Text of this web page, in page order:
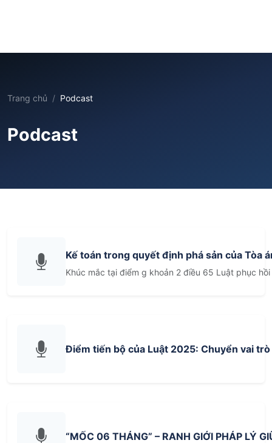
Trang chủ Podcast
Podcast
Kế toán trong quyết định phá sản của Tòa
Khúc mắc tại điểm g khoản 2 điều 65 Luật phục
Điểm tiến bộ của Luật 2025: Chuyển vai
“MỐC 06 THÁNG” – RANH GIỚI PHÁP LÝ